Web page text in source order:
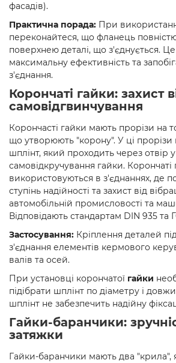
фасадів).
Практична порада: При
переконайтеся, що фланець
поверхнею деталі, що з'єднується.
максимальну ефективність та
з'єднання.
Корончаті гайки: захист
самовідгвинчування
Корончасті гайки мають прорізи на
що утворюють "корону". У ці прорізи
шплінт, який проходить через отвір
самовідкручування гайки. Корончаті
використовуються в з'єднаннях, де
ступінь надійності та захист від
автомобільній промисловості та
Відповідають стандартам DIN 935 та
Застосування: Кріплення деталей
з'єднання елементів кермового
валів та осей.
При установці корончатої гайки
підібрати шплінт по діаметру і
шплінт не забезпечить надійну
Гайки-баранчики:
затяжки
Гайки-баранчики мають два "крила",